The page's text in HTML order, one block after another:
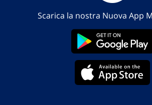
Scarica la nostra Nuova App